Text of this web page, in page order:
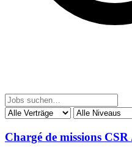
Chargé de missions